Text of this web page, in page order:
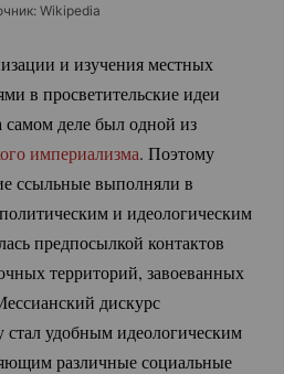
Wikipedia
и изучения местных
в просветительские идеи
самом деле был одной из
империализма. Поэтому
ссыльные выполняли в
и идеологическим
предпосылкой контактов
территорий, завоеванных
дискурс
стал удобным идеологическим
различные социальные